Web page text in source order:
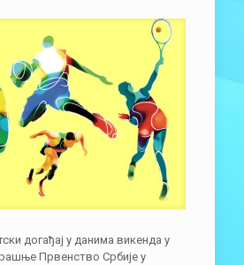
догађај у данима викенда у
Првенство Србије у